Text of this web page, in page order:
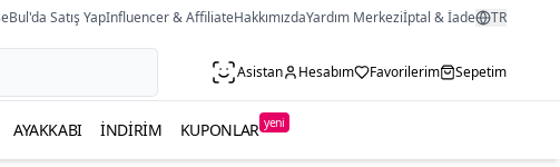
Satış YapInfluencer & AffiliateHakkımızdaYardım Merkeziİptal & İade TR
Asistan Hesabım Favorilerim Sepetim
AYAKKABI İNDIRIM KUPONLAR yeni